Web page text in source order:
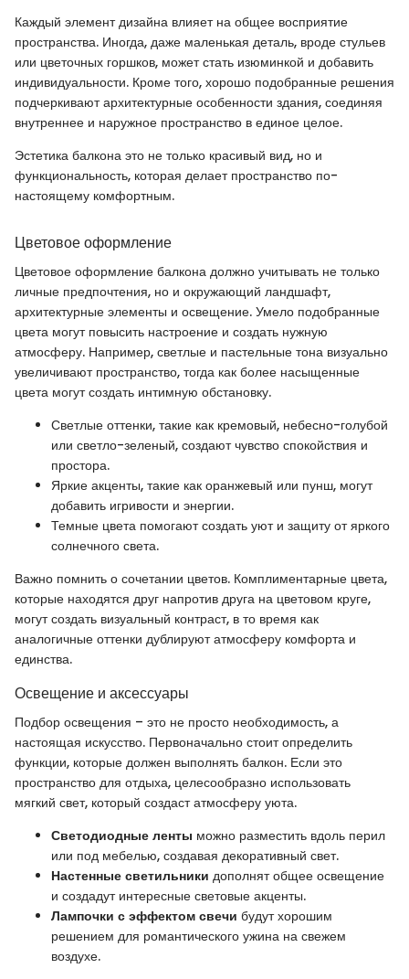
Каждый элемент дизайна влияет на общее восприятие
пространства. Иногда, даже маленькая деталь, вроде стульев
или цветочных горшков, может стать изюминкой и добавить
индивидуальности. Кроме того, хорошо подобранные решения
подчеркивают архитектурные особенности здания, соединяя
внутреннее и наружное пространство в единое целое.
Эстетика балкона это не только красивый вид, но и
функциональность, которая делает пространство по-
настоящему комфортным.
Цветовое оформление
Цветовое оформление балкона должно учитывать не только
личные предпочтения, но и окружающий ландшафт,
архитектурные элементы и освещение. Умело подобранные
цвета могут повысить настроение и создать нужную
атмосферу. Например, светлые и пастельные тона визуально
увеличивают пространство, тогда как более насыщенные
цвета могут создать интимную обстановку.
Светлые оттенки, такие как кремовый, небесно-голубой
или светло-зеленый, создают чувство спокойствия и
простора.
Яркие акценты, такие как оранжевый или пунш, могут
добавить игривости и энергии.
Темные цвета помогают создать уют и защиту от яркого
солнечного света.
Важно помнить о сочетании цветов. Комплиментарные цвета,
которые находятся друг напротив друга на цветовом круге,
могут создать визуальный контраст, в то время как
аналогичные оттенки дублируют атмосферу комфорта и
единства.
Освещение и аксессуары
Подбор освещения – это не просто необходимость, а
настоящая искусство. Первоначально стоит определить
функции, которые должен выполнять балкон. Если это
пространство для отдыха, целесообразно использовать
мягкий свет, который создаст атмосферу уюта.
Светодиодные ленты можно разместить вдоль перил
или под мебелью, создавая декоративный свет.
Настенные светильники дополнят общее освещение
и создадут интересные световые акценты.
Лампочки с эффектом свечи будут хорошим
решением для романтического ужина на свежем
воздухе.